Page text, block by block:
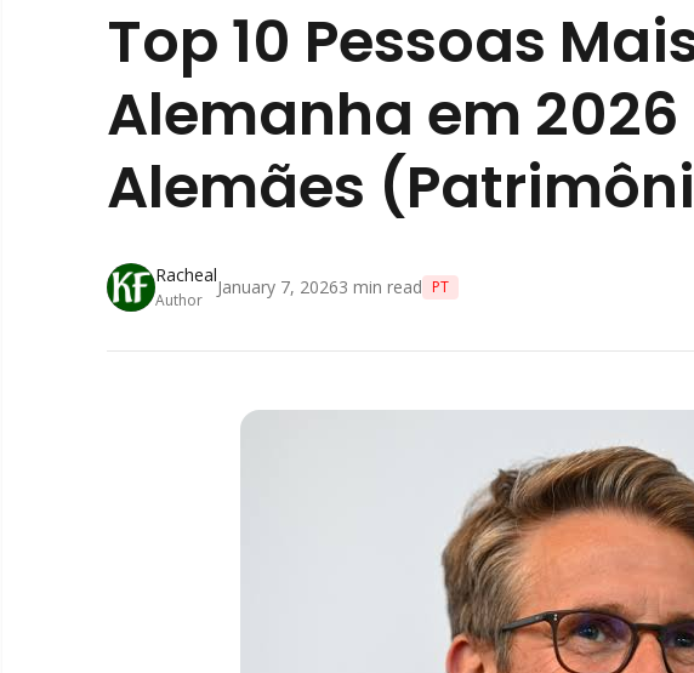
Top 10 Pessoas
Alemanha em
Alemães
Racheal
Author
January 7, 20263 min read PT